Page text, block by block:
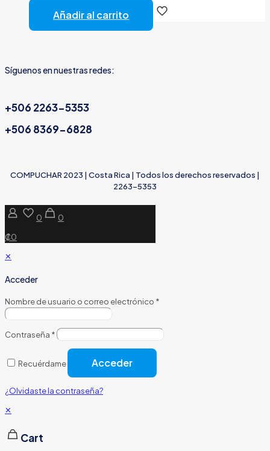
Añadir al carrito
Síguenos en nuestras redes:
+506 2263-5353
+506 8369-6828
COMPUCHAR 2023 | Costa Rica | Todos los derechos reservados |
2263-5353
0
0
₡0
✕
Acceder
Nombre de usuario o correo electrónico *
Contraseña *
Recuérdame Acceder
¿Olvidaste la contraseña?
✕
Cart